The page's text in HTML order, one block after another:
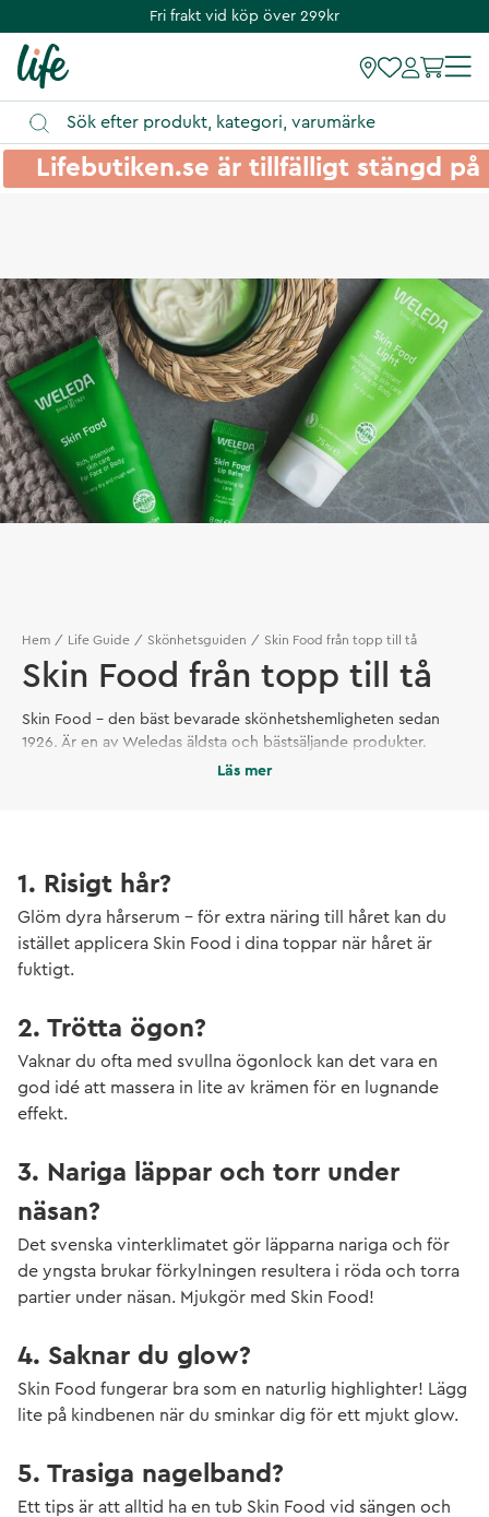
Fri frakt vid köp över 299kr
Lifebutiken.se är tillfälligt stängd
Hem Life Guide Skönhetsguiden Skin Food från topp till tå
Skin Food från topp till tå
Skin Food – den bäst bevarade skönhetshemligheten sedan
1926. Är en av Weledas äldsta och bästsäljande produkter.
Upptäck grunden till mjuk och smidig hud. Skin Food är en rik
Läs mer
1. Risigt hår?
Glöm dyra hårserum – för extra näring till håret kan du
istället applicera Skin Food i dina toppar när håret är
fuktigt.
2. Trötta ögon?
Vaknar du ofta med svullna ögonlock kan det vara en
god idé att massera in lite av krämen för en lugnande
effekt.
3. Nariga läppar och torr under
näsan?
Det svenska vinterklimatet gör läpparna nariga och för
de yngsta brukar förkylningen resultera i röda och torra
partier under näsan. Mjukgör med Skin Food!
4. Saknar du glow?
Skin Food fungerar bra som en naturlig highlighter! Lägg
lite på kindbenen när du sminkar dig för ett mjukt glow.
5. Trasiga nagelband?
Ett tips är att alltid ha en tub Skin Food vid sängen och